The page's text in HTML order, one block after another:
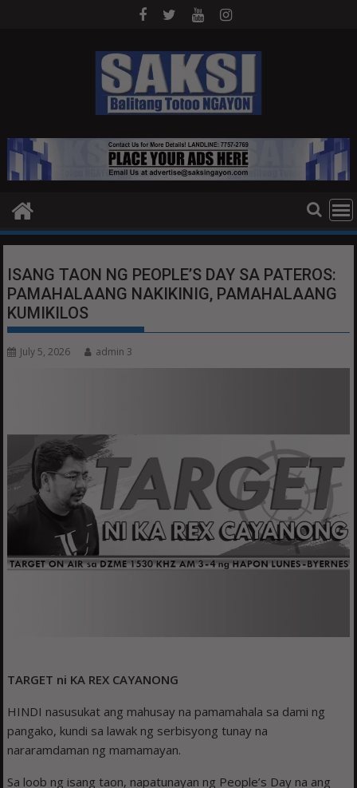
ISANG TAON NG PEOPLE’S DAY SA PATEROS:
PAMAHALAANG NAKIKINIG, PAMAHALAANG
KUMIKILOS
July 5, 2026 admin 3
TARGET ni KA REX CAYANONG
HINDI nasusukat ang mahusay na pamamahala sa dami ng
pangako, kundi sa lawak ng serbisyong tunay na
nararamdaman ng mamamayan.
Sa loob ng isang taon, napatunayan ng People’s Day na ang